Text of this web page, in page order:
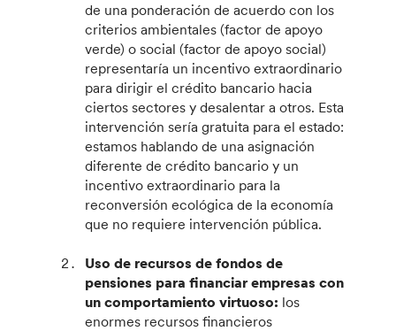
de una ponderación de acuerdo con los
criterios ambientales (factor de apoyo
verde) o social (factor de apoyo social)
representaría un incentivo extraordinario
para dirigir el crédito bancario hacia
ciertos sectores y desalentar a otros. Esta
intervención sería gratuita para el estado:
estamos hablando de una asignación
diferente de crédito bancario y un
incentivo extraordinario para la
reconversión ecológica de la economía
que no requiere intervención pública.
Uso de recursos de fondos de
pensiones para financiar empresas con
un comportamiento virtuoso: los
enormes recursos financieros